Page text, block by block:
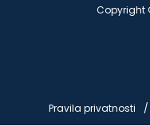
Copyright
Pravila privatnosti